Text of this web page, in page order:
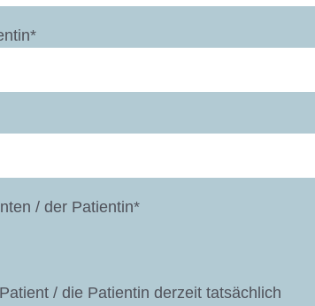
/ der Patientin*
/ die Patientin derzeit tatsächlich